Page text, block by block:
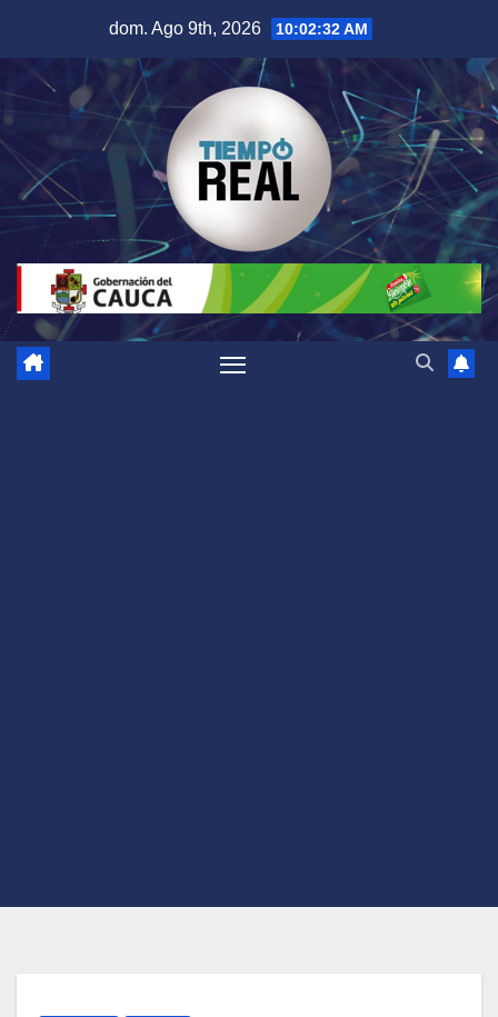
contenido
dom. Ago 9th, 2026 10:02:33 AM